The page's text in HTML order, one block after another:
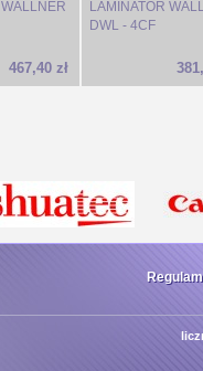
467,40 zł
LAMINATOR
DWL - 4CF